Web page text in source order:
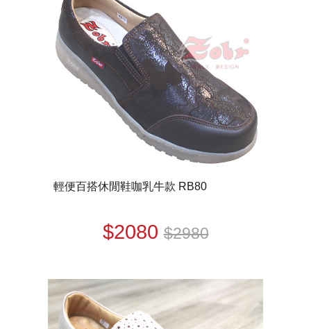
輕便百搭休閒鞋咖乳牛款 RB80
$2080$2980